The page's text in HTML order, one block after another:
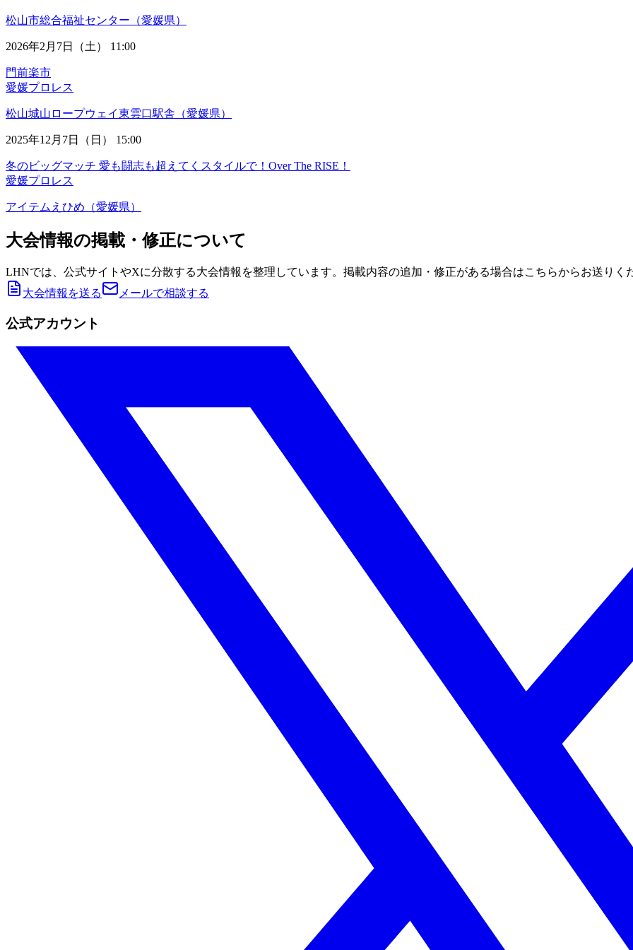
松山市総合福祉センター（愛媛県）
2026年2月7日（土） 11:00
門前楽市
愛媛プロレス
松山城山ロープウェイ東雲口駅舎（愛媛県）
2025年12月7日（日） 15:00
冬のビッグマッチ 愛も闘志も超えてくスタイルで！Over The RISE！
愛媛プロレス
アイテムえひめ（愛媛県）
大会情報の掲載・修正について
LHNでは、公式サイトやXに分散する大会情報を整理しています。掲載内容の追加・修正がある場合はこちらからお送りく
大会情報を送る
メールで相談する
公式アカウント